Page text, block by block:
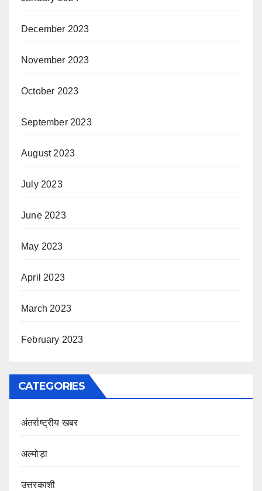
December 2023
November 2023
October 2023
September 2023
August 2023
July 2023
June 2023
May 2023
April 2023
March 2023
February 2023
CATEGORIES
अंतर्राष्ट्रीय खबर
अल्मोड़ा
उत्तरकाशी